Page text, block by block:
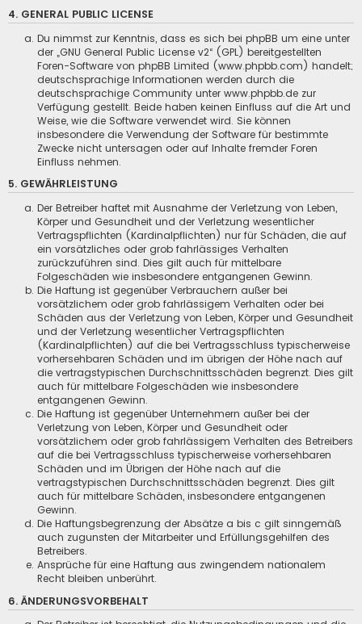
4. GENERAL PUBLIC LICENSE
Du nimmst zur Kenntnis, dass es sich bei phpBB um eine unter
der „GNU General Public License v2“ (GPL) bereitgestellten
Foren-Software von phpBB Limited (www.phpbb.com) handelt;
deutschsprachige Informationen werden durch die
deutschsprachige Community unter www.phpbb.de zur
Verfügung gestellt. Beide haben keinen Einfluss auf die Art und
Weise, wie die Software verwendet wird. Sie können
insbesondere die Verwendung der Software für bestimmte
Zwecke nicht untersagen oder auf Inhalte fremder Foren
Einfluss nehmen.
5. GEWÄHRLEISTUNG
Der Betreiber haftet mit Ausnahme der Verletzung von Leben,
Körper und Gesundheit und der Verletzung wesentlicher
Vertragspflichten (Kardinalpflichten) nur für Schäden, die auf
ein vorsätzliches oder grob fahrlässiges Verhalten
zurückzuführen sind. Dies gilt auch für mittelbare
Folgeschäden wie insbesondere entgangenen Gewinn.
Die Haftung ist gegenüber Verbrauchern außer bei
vorsätzlichem oder grob fahrlässigem Verhalten oder bei
Schäden aus der Verletzung von Leben, Körper und Gesundheit
und der Verletzung wesentlicher Vertragspflichten
(Kardinalpflichten) auf die bei Vertragsschluss typischerweise
vorhersehbaren Schäden und im übrigen der Höhe nach auf
die vertragstypischen Durchschnittsschäden begrenzt. Dies gilt
auch für mittelbare Folgeschäden wie insbesondere
entgangenen Gewinn.
Die Haftung ist gegenüber Unternehmern außer bei der
Verletzung von Leben, Körper und Gesundheit oder
vorsätzlichem oder grob fahrlässigem Verhalten des Betreibers
auf die bei Vertragsschluss typischerweise vorhersehbaren
Schäden und im Übrigen der Höhe nach auf die
vertragstypischen Durchschnittsschäden begrenzt. Dies gilt
auch für mittelbare Schäden, insbesondere entgangenen
Gewinn.
Die Haftungsbegrenzung der Absätze a bis c gilt sinngemäß
auch zugunsten der Mitarbeiter und Erfüllungsgehilfen des
Betreibers.
Ansprüche für eine Haftung aus zwingendem nationalem
Recht bleiben unberührt.
6. ÄNDERUNGSVORBEHALT